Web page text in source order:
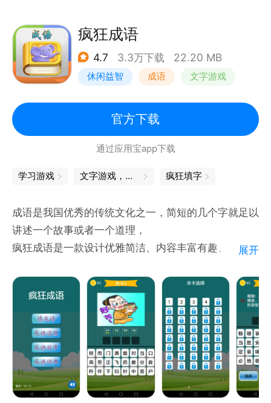
除。
疯狂成语
4.7 3.3万下载 22.20 MB
休闲益智 成语 文字游戏
官方下载
通过应用宝app下载
学习游戏 文字游戏，挑战你的想象力和智慧 疯狂填字
成语是我国优秀的传统文化之一，简短的几个字就足以
讲述一个故事或者一个道理，
疯狂成语是一款设计优雅简洁、内容丰富有趣、老少皆
主要内容有：
1、猜成语，根据图片所表达的意思猜出对应的成语；
2、成语消除，从给出的文字中找出4个字组成成语，
答对即可消除文字；
3、成语故事，基本每个成语都有一个典故，了解其故
事更有利于加深对成语含义的理解；
4、成语词典，囊括了我国98%以上的成语，不懂其含
展开